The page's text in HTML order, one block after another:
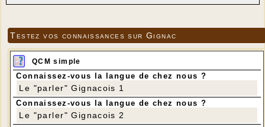
Testez vos connaissances sur Gignac
QCM simple
Connaissez-vous la langue de chez nous ?
Le "parler" Gignacois 1
Connaissez-vous la langue de chez nous ?
Le "parler" Gignacois 2